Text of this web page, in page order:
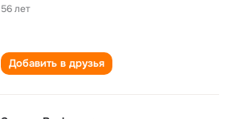
56 лет
Добавить в друзья